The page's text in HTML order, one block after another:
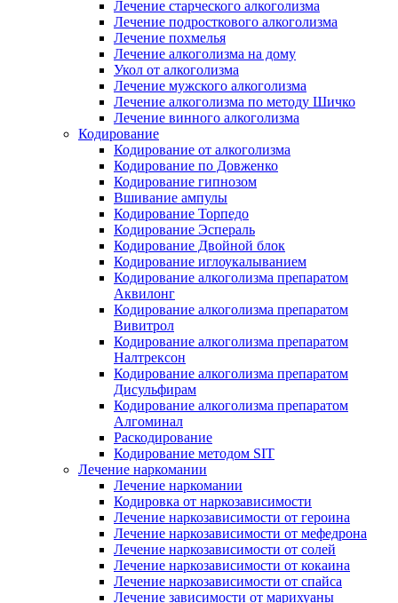
Лечение старческого алкоголизма
Лечение подросткового алкоголизма
Лечение похмелья
Лечение алкоголизма на дому
Укол от алкоголизма
Лечение мужского алкоголизма
Лечение алкоголизма по методу Шичко
Лечение винного алкоголизма
Кодирование
Кодирование от алкоголизма
Кодирование по Довженко
Кодирование гипнозом
Вшивание ампулы
Кодирование Торпедо
Кодирование Эспераль
Кодирование Двойной блок
Кодирование иглоукалыванием
Кодирование алкоголизма препаратом
Аквилонг
Кодирование алкоголизма препаратом
Вивитрол
Кодирование алкоголизма препаратом
Налтрексон
Кодирование алкоголизма препаратом
Дисульфирам
Кодирование алкоголизма препаратом
Алгоминал
Раскодирование
Кодирование методом SIT
Лечение наркомании
Лечение наркомании
Кодировка от наркозависимости
Лечение наркозависимости от героина
Лечение наркозависимости от мефедрона
Лечение наркозависимости от солей
Лечение наркозависимости от кокаина
Лечение наркозависимости от спайса
Лечение зависимости от марихуаны